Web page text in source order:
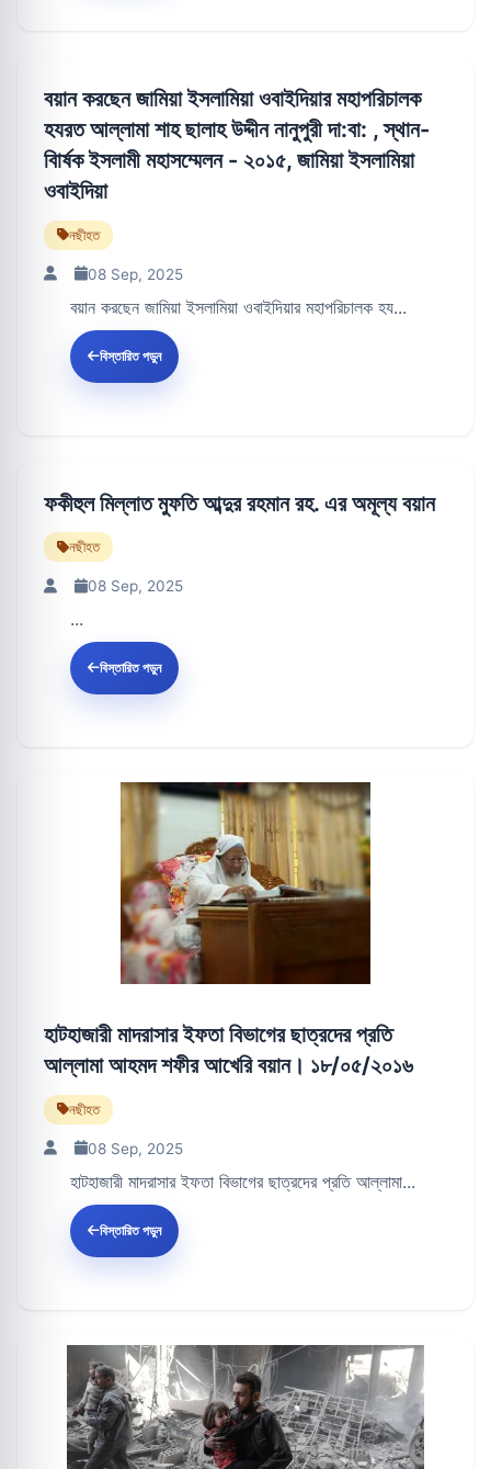
বয়ান করছেন জামিয়া ইসলামিয়া ওবাইদিয়ার মহাপরিচালক
হযরত আল্লামা শাহ ছালাহ উদ্দীন নানুপুরী দা:বা: , স্থান-
বাি‍র্ষক ইসলামী মহাসম্মেলন - ২০১৫, জামিয়া ইসলামিয়া
ওবাইদিয়া
নছীহত
08 Sep, 2025
বয়ান করছেন জামিয়া ইসলামিয়া ওবাইদিয়ার মহাপরিচালক হয...
বিস্তারিত পড়ুন
ফকীহুল মিল্লাত মুফতি আব্দুর রহমান রহ. এর অমূল্য বয়ান
নছীহত
08 Sep, 2025
...
বিস্তারিত পড়ুন
হাটহাজারী মাদরাসার ইফতা বিভাগের ছাত্রদের প্রতি
আল্লামা আহমদ শফীর আখেরি বয়ান। ১৮/০৫/২০১৬
নছীহত
08 Sep, 2025
হাটহাজারী মাদরাসার ইফতা বিভাগের ছাত্রদের প্রতি আল্লামা...
বিস্তারিত পড়ুন